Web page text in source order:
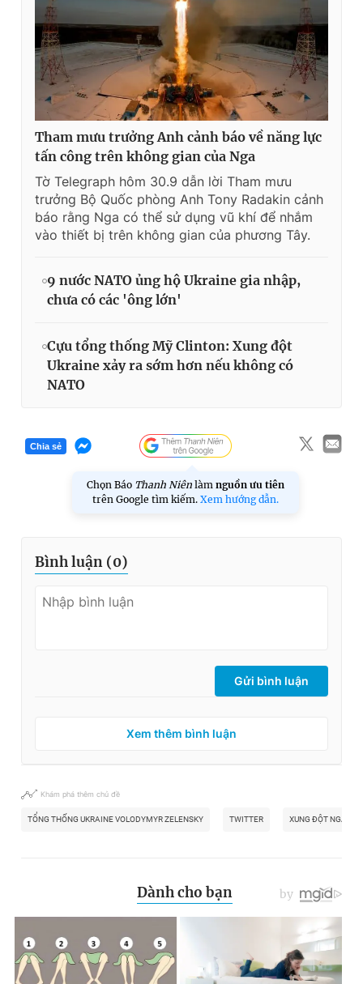
Tham mưu trưởng Anh cảnh báo về năng lực
tấn công trên không gian của Nga
Tờ Telegraph hôm 30.9 dẫn lời Tham mưu
trưởng Bộ Quốc phòng Anh Tony Radakin cảnh
báo rằng Nga có thể sử dụng vũ khí để nhắm
vào thiết bị trên không gian của phương Tây.
9 nước NATO ủng hộ Ukraine gia nhập,
chưa có các 'ông lớn'
Cựu tổng thống Mỹ Clinton: Xung đột
Ukraine xảy ra sớm hơn nếu không có
NATO
Chia sẻ
Chọn Báo Thanh Niên làm nguồn ưu tiên
trên Google tìm kiếm. Xem hướng dẫn.
Bình luận (0)
Gửi bình luận
Xem thêm bình luận
Khám phá thêm chủ đề
TỔNG THỐNG UKRAINE VOLODYMYR ZELENSKY TWITTER XUNG ĐỘT NGA-